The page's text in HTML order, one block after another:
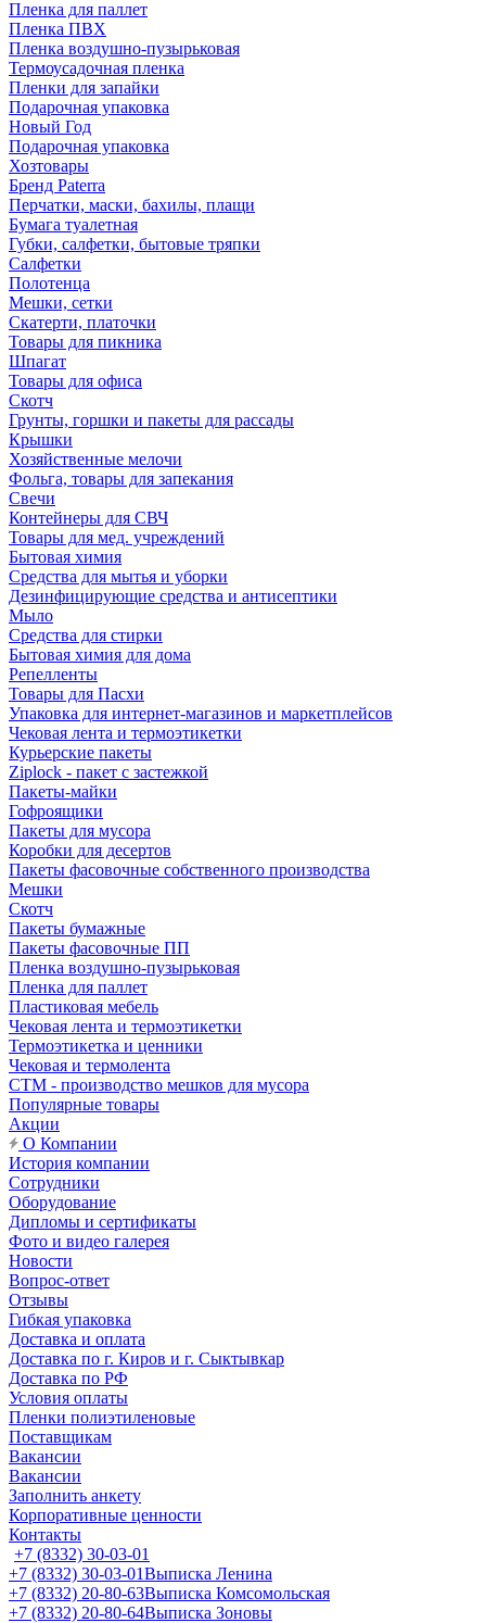
Пленка для паллет
Пленка ПВХ
Пленка воздушно-пузырьковая
Термоусадочная пленка
Пленки для запайки
Подарочная упаковка
Новый Год
Подарочная упаковка
Хозтовары
Бренд Paterra
Перчатки, маски, бахилы, плащи
Бумага туалетная
Губки, салфетки, бытовые тряпки
Салфетки
Полотенца
Мешки, сетки
Скатерти, платочки
Товары для пикника
Шпагат
Товары для офиса
Скотч
Грунты, горшки и пакеты для рассады
Крышки
Хозяйственные мелочи
Фольга, товары для запекания
Свечи
Контейнеры для СВЧ
Товары для мед. учреждений
Бытовая химия
Средства для мытья и уборки
Дезинфицирующие средства и антисептики
Мыло
Средства для стирки
Бытовая химия для дома
Репелленты
Товары для Пасхи
Упаковка для интернет-магазинов и маркетплейсов
Чековая лента и термоэтикетки
Курьерские пакеты
Ziplock - пакет с застежкой
Пакеты-майки
Гофроящики
Пакеты для мусора
Коробки для десертов
Пакеты фасовочные собственного производства
Мешки
Скотч
Пакеты бумажные
Пакеты фасовочные ПП
Пленка воздушно-пузырьковая
Пленка для паллет
Пластиковая мебель
Чековая лента и термоэтикетки
Термоэтикетка и ценники
Чековая и термолента
СТМ - производство мешков для мусора
Популярные товары
Акции
О Компании
История компании
Сотрудники
Оборудование
Дипломы и сертификаты
Фото и видео галерея
Новости
Вопрос-ответ
Отзывы
Гибкая упаковка
Доставка и оплата
Доставка по г. Киров и г. Сыктывкар
Доставка по РФ
Условия оплаты
Пленки полиэтиленовые
Поставщикам
Вакансии
Вакансии
Заполнить анкету
Корпоративные ценности
Контакты
+7 (8332) 30-03-01
+7 (8332) 30-03-01Выписка Ленина
+7 (8332) 20-80-63Выписка Комсомольская
+7 (8332) 20-80-64Выписка Зоновы